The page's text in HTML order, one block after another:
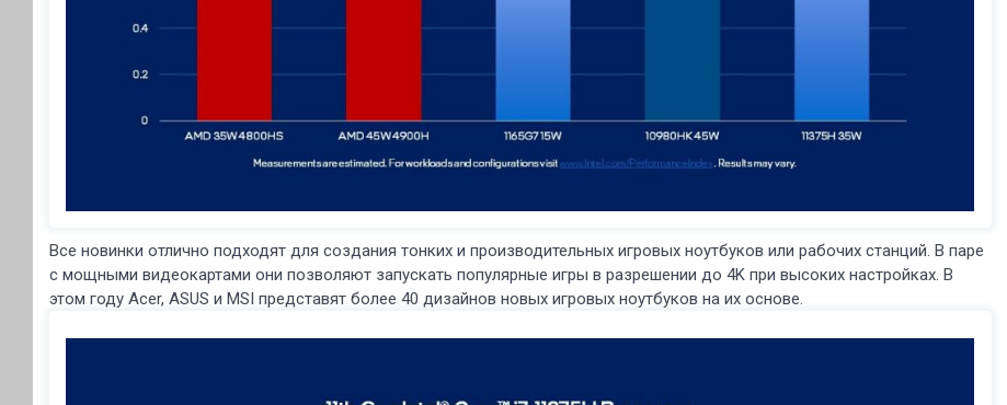
Все новинки отлично подходят для создания тонких и производительных игровых ноутбуков или рабочих станций. В паре
с мощными видеокартами они позволяют запускать популярные игры в разрешении до 4K при высоких настройках. В
этом году Acer, ASUS и MSI представят более 40 дизайнов новых игровых ноутбуков на их основе.